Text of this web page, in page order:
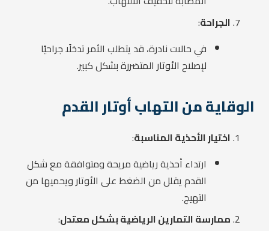
الجراحة:
في حالات نادرة، قد يتطلب الأمر تدخلًا جراحيًا
لإصلاح الأوتار المتضررة بشكل كبير.
الوقاية من التهاب أوتار القدم
اختيار الأحذية المناسبة:
ارتداء أحذية رياضية مريحة ومتوافقة مع شكل
القدم يقلل من الضغط على الأوتار ويحميها من
التهيج.
ممارسة التمارين الرياضية بشكل معتدل: